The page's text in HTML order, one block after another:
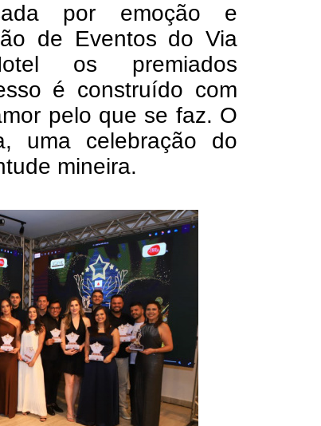
por emoção e
de Eventos do Via
os premiados
é construído com
pelo que se faz. O
uma celebração do
mineira.